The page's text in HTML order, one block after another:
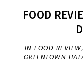
FOOD
INFOOD REVIEW,
GREENTOWN